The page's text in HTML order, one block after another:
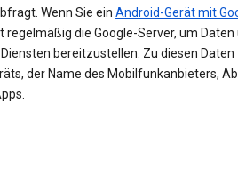
Wenn Sie ein Android-Gerät mit
die Google-Server, um Daten
bereitzustellen. Zu diesen Daten
der Name des Mobilfunkanbieters,